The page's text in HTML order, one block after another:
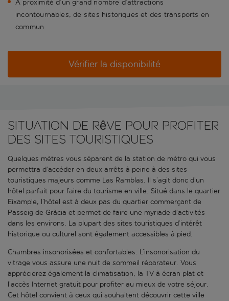
À proximité d’un grand nombre d’attractions
incontournables, de sites historiques et des transports en
commun
Vérifier la disponibilité
Situation de rêve pour profiter
des sites touristiques
Quelques mètres vous séparent de la station de métro qui vous
permettra d’accéder en deux arrêts à peine à des sites
touristiques majeurs comme Las Ramblas. Il s’agit donc d’un
hôtel parfait pour faire du tourisme en ville. Situé dans le quartier
Eixample, l’hôtel est à deux pas du quartier commerçant de
Passeig de Gràcia et permet de faire une myriade d’activités
dans les environs. La plupart des sites touristiques d’intérêt
historique ou culturel sont également accessibles à pied.
Chambres insonorisées et confortables. L’insonorisation du
vitrage vous assure une nuit de sommeil réparateur. Vous
apprécierez également la climatisation, la TV à écran plat et
l’accès Internet gratuit pour profiter au mieux de votre séjour.
Cet hôtel convient à ceux qui souhaitent découvrir cette ville